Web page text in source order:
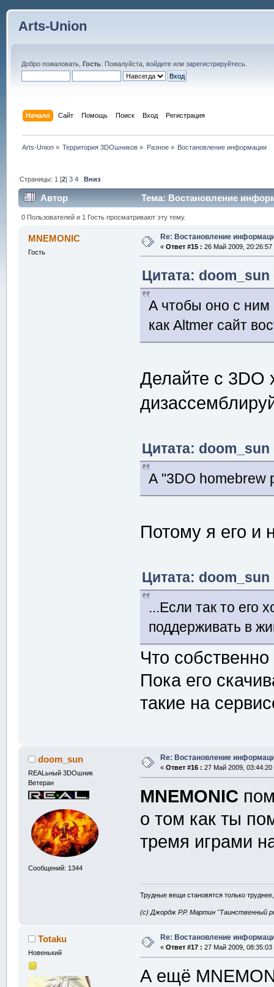
Arts-Union
Добро пожаловать, Гость. Пожалуйста, войдитеили зарегистрируйтесь.
Начало Сайт Помощь Поиск Вход Регистрация
Arts-Union » Территория 3DOшников » Разное» Востановление информации
Страницы: 1 [2]3 4 Вниз
Автор Тема: Востановление
0 Пользователей и 1 Гость просматривают эту тему.
MNEMONIC
Гость
Re: Востановление
« Ответ #15 : 26 Май 2009, 20:26:57
Цитата:
А чтобы оно с ним
как Altmer сайт
Делайте с 3DO
Цитата:
А "3DO homebrew
Потому я его и
Цитата:
...Если так то его
поддерживать в
Что
Пока его
такие на
doom_sun
REALьный 3DOшник
Ветеран
Сообщений: 1344
Re: Востановление
« Ответ #16 : 27 Май 2009, 03:44:20
MNEMONIC
о том как ты
тремя играми
Трудные вещи становятся только
(с) Джордж Р.Р. Мартин "Таинственный
Totaku
Новенький
Re: Востановление
« Ответ #17 : 27 Май 2009, 08:35:03
А ещё